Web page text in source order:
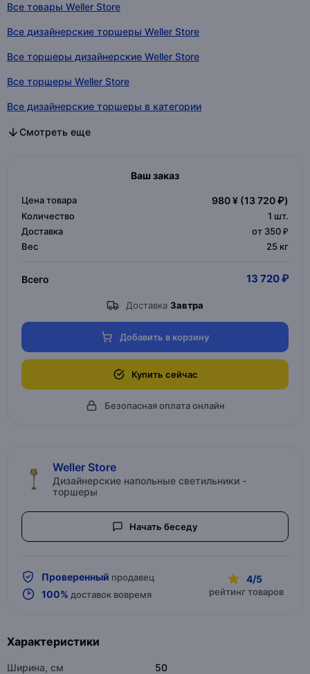
Все товары Weller Store
Все дизайнерские торшеры Weller Store
Все торшеры дизайнерские Weller Store
Все торшеры Weller Store
Все дизайнерские торшеры в категории
Все торшеры дизайнерские в категории
Все торшеры в категории
Смотреть еще
Ваш заказ
Цена товара 980 ¥ (13 720 ₽)
Количество 1 шт.
Доставка
от 350 ₽
Вес
25 кг
Всего 13 720 ₽
Доставка Завтра
Добавить в корзину
Купить сейчас
Безопасная оплата онлайн
Weller Store
Дизайнерские напольные светильники -
торшеры
Начать беседу
Проверенный продавец
100% доставок вовремя
4/5
рейтинг товаров
Характеристики
Ширина, см 50